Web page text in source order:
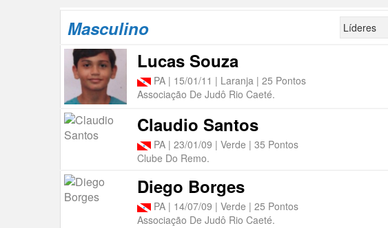
Masculino
Lucas Souza
PA | 15/01/11 | Laranja | 25 Pontos
Associação De Judô Rio Caeté.
Claudio Santos
PA | 23/01/09 | Verde | 35 Pontos
Clube Do Remo.
Diego Borges
PA | 14/07/09 | Verde | 25 Pontos
Associação De Judô Rio Caeté.